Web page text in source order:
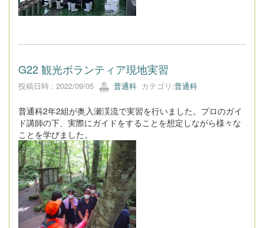
G22 観光ボランティア現地実習
投稿日時 : 2022/09/05 普通科 カテゴリ:普通科
普通科2年2組が奥入瀬渓流で実習を行いました。プロのガイ
ド講師の下、実際にガイドをすることを想定しながら様々な
ことを学びました。